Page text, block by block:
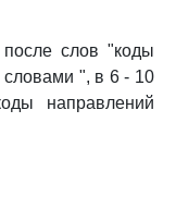
после слов "коды
", в 6 - 10
направлений